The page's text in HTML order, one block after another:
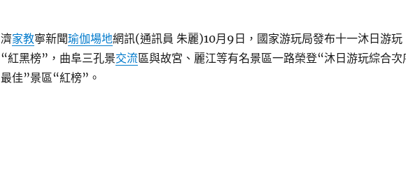
濟家教寧新聞瑜伽場地網訊(通訊員 朱麗)10月9日，國家游玩局發布十一沐日游玩
“紅黑榜”，曲阜三孔景交流區與故宮、麗江等有名景區一路榮登“沐日游玩綜合次
最佳”景區“紅榜”。